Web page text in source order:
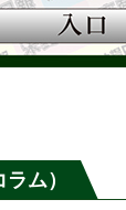
ム）